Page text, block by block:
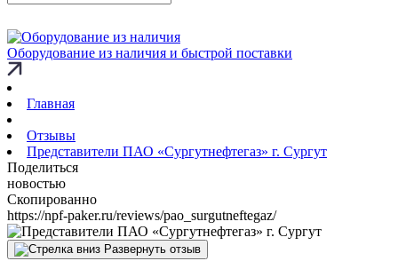
Оборудование из наличия и быстрой поставки
Главная
Отзывы
Представители ПАО «Сургутнефтегаз» г. Сургут
Поделиться
новостью
Скопированно
https://npf-paker.ru/reviews/pao_surgutneftegaz/
Развернуть отзыв